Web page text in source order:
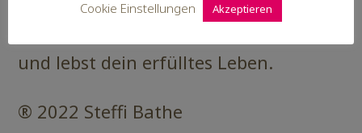
und lebst dein erfülltes Leben.
® 2022 Steffi Bathe
Cookie Einstellungen Akzeptieren